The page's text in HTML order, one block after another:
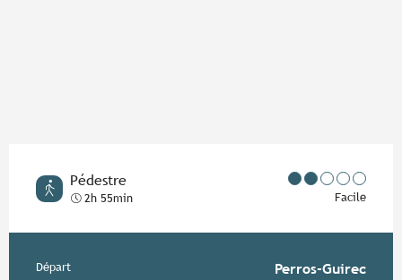
Pédestre
2h 55min Facile
Départ Perros-Guirec